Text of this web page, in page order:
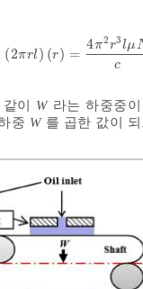
(2πrl ) (r) =
4π2r3lμ
c
Nc2π rlr= 4π 2r3lμNc
이 W라는 하중중이
중 W를 곱한 값이 되